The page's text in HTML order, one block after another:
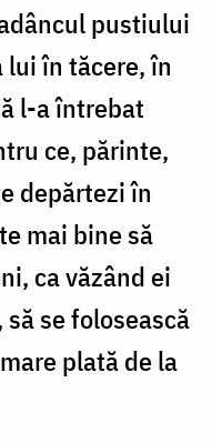
pustiului
în tăcere, în
l-a întrebat
ce, părinte,
depărtezi în
mai bine să
ca văzând ei
se folosească
plată de la